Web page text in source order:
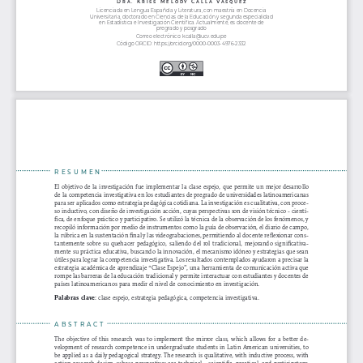
Licenciada en Lengua Española y Literatura, con maestría en Docencia
Universitaria, doctorado en Ciencias de la Educación y segunda especialidad
en Estadística e Investigación Científica. Actualmente, es docente de
pregrado y posgrado
Correo electrónico: kcalla@ucv.edu.pe
Código ORCID: https://orcid.org/0000-0003-4976-2332
RESUMEN
El objetivo de la investigación fue implementar la clase espejo, que permite un mejor desarrollo
de la competencia investigativa en los estudiantes de pregrado de universidades latinoamericanas
para ser aplicados como estrategia pedagógica cotidiana. La investigación es cualitativa, con proce-
so inductivo, con diseño de investigación acción, cuyas perspectivas son de visión técnico - cientí-
fica, de enfoque práctico y participativo. Se utilizó la técnica de la observación de los fenómenos, y
recopiló información por medio de instrumentos como la guía de observación, el diario de campo,
la rúbrica en la sustentación final y las videograbaciones, permitiendo al docente reflexionar cons-
tantemente sobre su quehacer pedagógico, saliendo del rol tradicional, mejorando significativa-
mente su práctica educativa, buscando la innovación, el mecanismo idóneo y estrategias que sean
útiles para lograr la competencia investigativa. Los resultados contemplados ayudaron a precisar la
estrategia académica de aprendizaje “Clase Espejo”, una herramienta de comunicación activa que
rompe las barreras de la educación tradicional y permite interactuar con estudiantes y docentes de
países latinoamericanos para medir el nivel de conocimiento en investigación.
Palabras clave: clase espejo, estrategia pedagógica, competencia investigativa.
ABSTRACT
The objective of this research was to implement the mirror class, which allows for a better de-
velopment of research competence in undergraduate students in Latin American universities, to
be applied as a daily pedagogical strategy. The research is qualitative, with inductive process, with